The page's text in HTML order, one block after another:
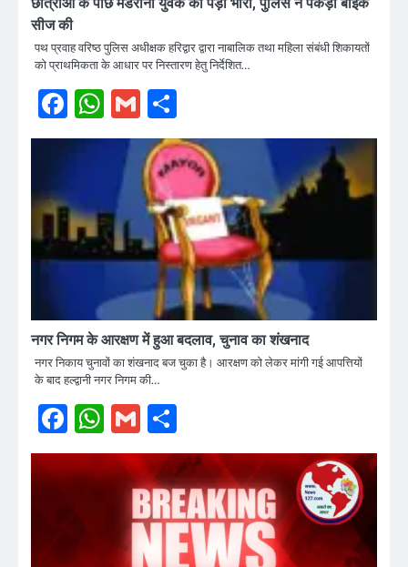
सीज की
पथ प्रवाह वरिष्ठ पुलिस अधीक्षक हरिद्वार द्वारा नाबालिक तथा महिला संबंधी शिकायतों
को प्राथमिकता के आधार पर निस्तारण हेतु निर्देशित…
Facebook
WhatsApp
Gmail
नगर निगम के आरक्षण में हुआ बदलाव, चुनाव का शंखनाद
नगर निकाय चुनावों का शंखनाद बज चुका है। आरक्षण को लेकर मांगी गई आपत्तियों
के बाद हल्द्वानी नगर निगम की…
Facebook
WhatsApp
Gmail